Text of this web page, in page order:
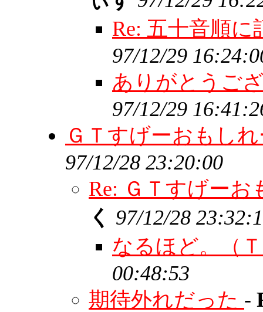
Re: 五十音順
97/12/29
ありがとうご
97/12/29
ＧＴすげーおもし
97/12/28 23:20:00
Re: ＧＴすげー
く 97/12/28
なるほど。（
00:48:53
期待外れだった -